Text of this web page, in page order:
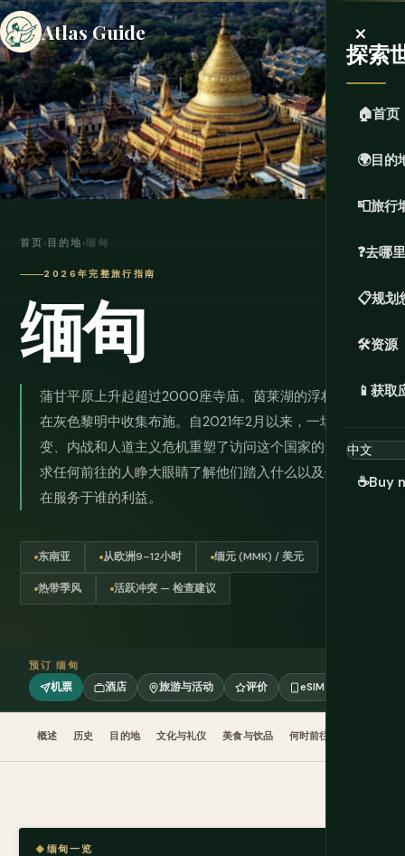
Atlas Guide ×
探索
🏠首页
🌍目的
📮旅行
❓去哪
📋规划
🛠️资源
📱 获取
☕Buy
首页 › 目的地 ›缅甸
2026年完整旅行指南
缅甸
蒲甘平原上升起超过2000座寺庙。茵莱湖的浮村。僧侣
在灰色黎明中收集布施。自2021年2月以来，一场军事政
变、内战和人道主义危机重塑了访问这个国家的含义，要
求任何前往的人睁大眼睛了解他们踏入什么以及他们的存
在服务于谁的利益。
东南亚 从欧洲9–12小时 缅元 (MMK) / 美元
热带季风 活跃冲突 — 检查建议
预订 缅甸
机票 酒店 旅游与活动 评价 eSIM
概述 历史 目的地 文化与礼仪 美食与饮品 何时前往
缅甸一览